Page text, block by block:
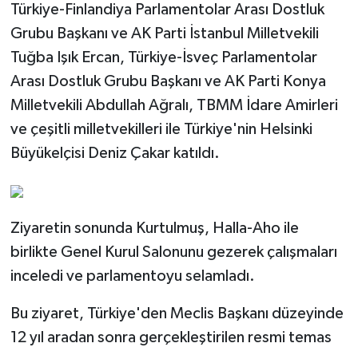
Türkiye-Finlandiya Parlamentolar Arası Dostluk
Grubu Başkanı ve AK Parti İstanbul Milletvekili
Tuğba Işık Ercan, Türkiye-İsveç Parlamentolar
Arası Dostluk Grubu Başkanı ve AK Parti Konya
Milletvekili Abdullah Ağralı, TBMM İdare Amirleri
ve çeşitli milletvekilleri ile Türkiye'nin Helsinki
Büyükelçisi Deniz Çakar katıldı.
Ziyaretin sonunda Kurtulmuş, Halla-Aho ile
birlikte Genel Kurul Salonunu gezerek çalışmaları
inceledi ve parlamentoyu selamladı.
Bu ziyaret, Türkiye'den Meclis Başkanı düzeyinde
12 yıl aradan sonra gerçekleştirilen resmi temas